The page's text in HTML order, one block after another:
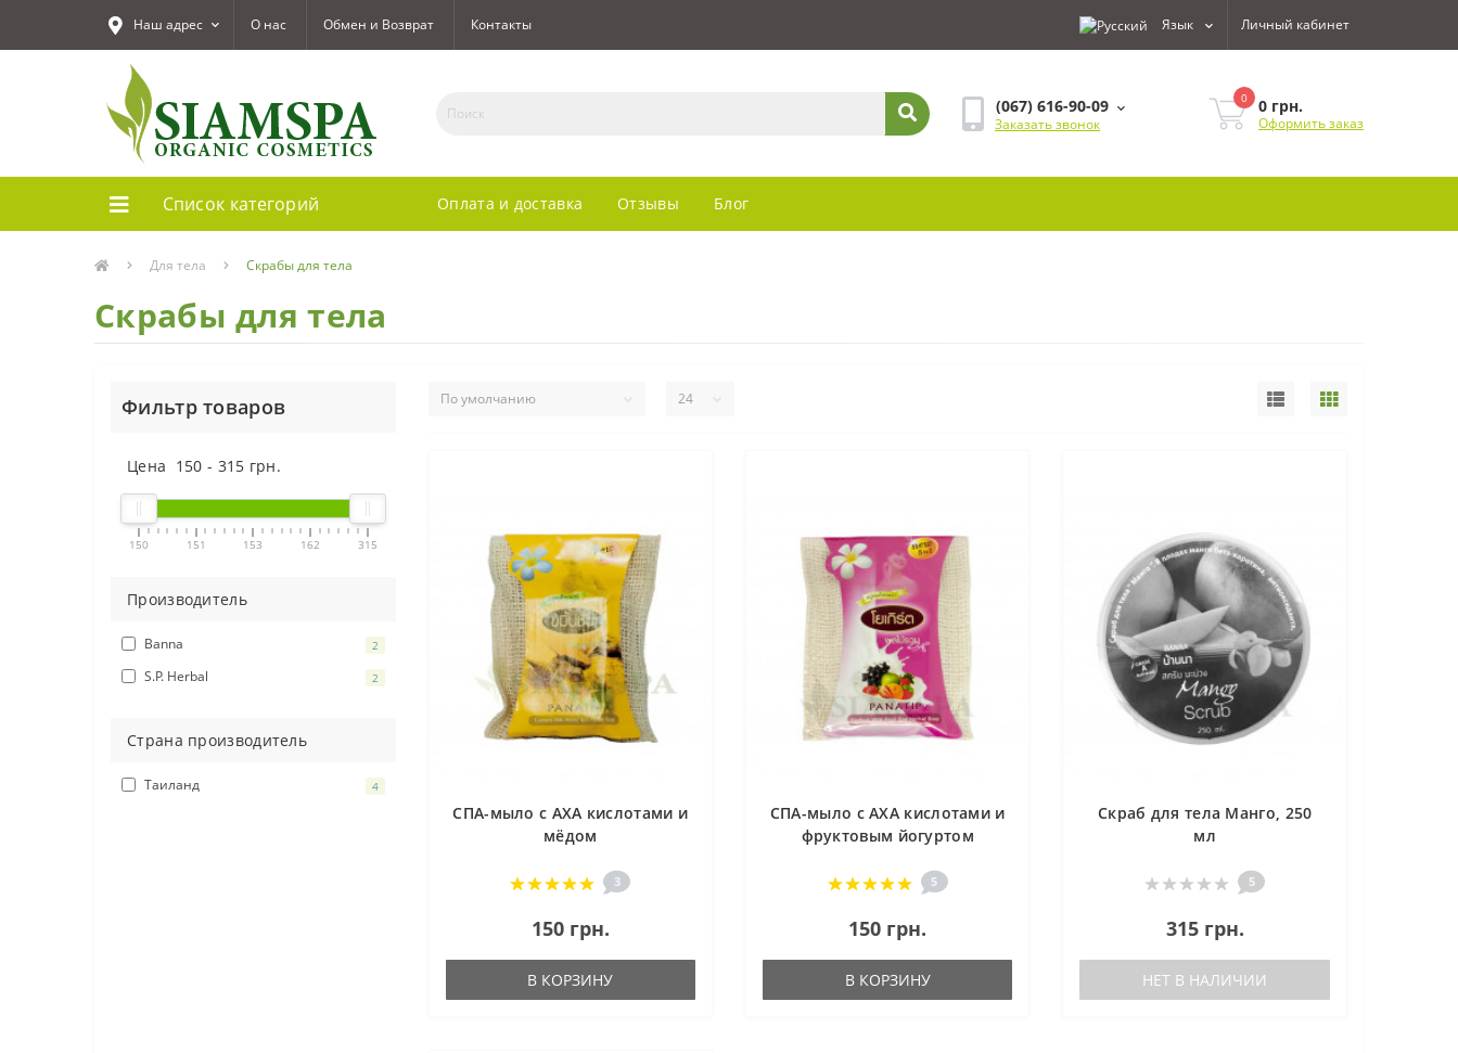
Наш адрес О нас Обмен и Возврат Контакты Язык Личный кабинет
(067) 616-90-09
Заказать звонок
0 0 грн.
Оформить заказ
Список категорий Оплата и доставка Отзывы Блог
Для тела Скрабы для тела
Скрабы для тела
Фильтр товаров
Цена 150 - 315 грн.
150 151 153 162 315
Производитель
Banna 2
S.P. Herbal 2
Страна производитель
Таиланд 4
СПА-мыло с АХА кислотами и
мёдом
3
150 грн.
В КОРЗИНУ
СПА-мыло с АХА кислотами и
фруктовым йогуртом
5
150 грн.
В КОРЗИНУ
Скраб для тела Манго, 250
мл
5
315 грн.
НЕТ В НАЛИЧИИ